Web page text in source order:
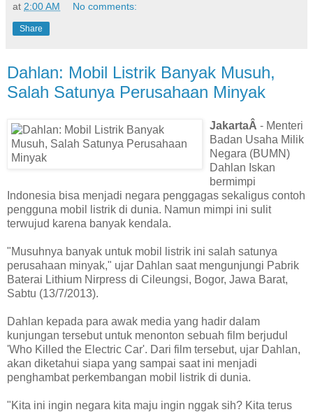
at 2:00 AM No comments:
Share
Dahlan: Mobil Listrik Banyak Musuh,
Salah Satunya Perusahaan Minyak
JakartaÂ - Menteri
Badan Usaha Milik
Negara (BUMN)
Dahlan Iskan
bermimpi
Indonesia bisa menjadi negara penggagas sekaligus contoh
pengguna mobil listrik di dunia. Namun mimpi ini sulit
terwujud karena banyak kendala.
"Musuhnya banyak untuk mobil listrik ini salah satunya
perusahaan minyak," ujar Dahlan saat mengunjungi Pabrik
Baterai Lithium Nirpress di Cileungsi, Bogor, Jawa Barat,
Sabtu (13/7/2013).
Dahlan kepada para awak media yang hadir dalam
kunjungan tersebut untuk menonton sebuah film berjudul
'Who Killed the Electric Car'. Dari film tersebut, ujar Dahlan,
akan diketahui siapa yang sampai saat ini menjadi
penghambat perkembangan mobil listrik di dunia.
"Kita ini ingin negara kita maju ingin nggak sih? Kita terus